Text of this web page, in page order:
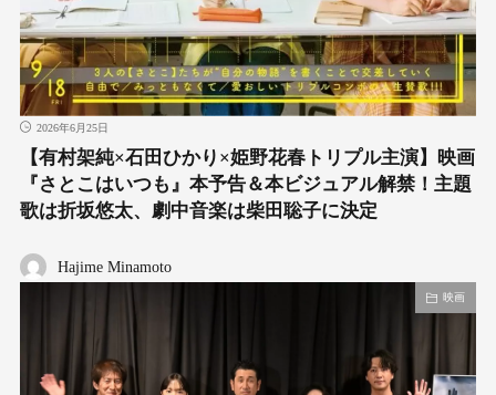
2026年6月25日
【有村架純×石田ひかり×姫野花春トリプル主演】映画
『さとこはいつも』本予告＆本ビジュアル解禁！主題
歌は折坂悠太、劇中音楽は柴田聡子に決定
Hajime Minamoto
映画